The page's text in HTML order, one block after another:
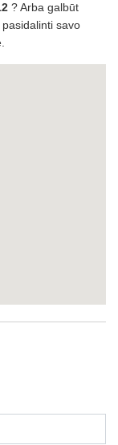
? Arba galbūt
savo